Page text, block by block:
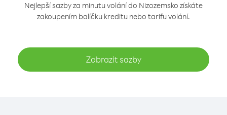
Nejlepší sazby za minutu volání do Nizozemsko získáte
zakoupením balíčku kreditu nebo tarifu volání.
Zobrazit sazby